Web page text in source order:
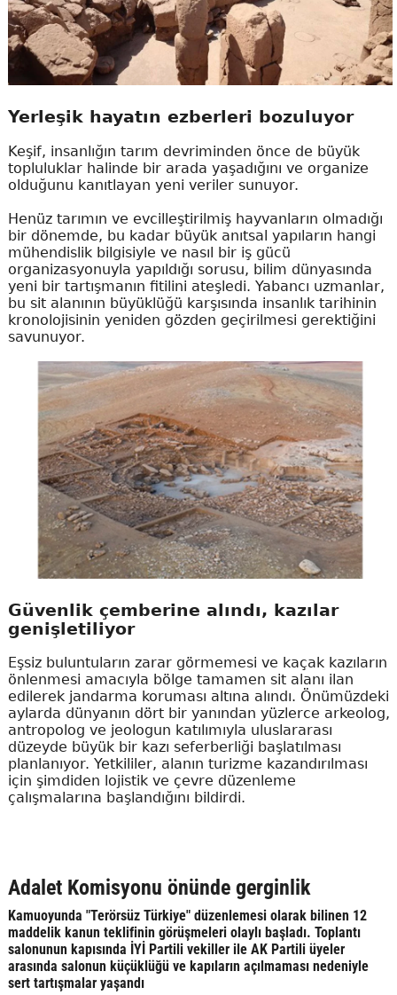
Yerleşik hayatın ezberleri bozuluyor
Keşif, insanlığın tarım devriminden önce de büyük
topluluklar halinde bir arada yaşadığını ve organize
olduğunu kanıtlayan yeni veriler sunuyor.
Henüz tarımın ve evcilleştirilmiş hayvanların olmadığı
bir dönemde, bu kadar büyük anıtsal yapıların hangi
mühendislik bilgisiyle ve nasıl bir iş gücü
organizasyonuyla yapıldığı sorusu, bilim dünyasında
yeni bir tartışmanın fitilini ateşledi. Yabancı uzmanlar,
bu sit alanının büyüklüğü karşısında insanlık tarihinin
kronolojisinin yeniden gözden geçirilmesi gerektiğini
savunuyor.
Güvenlik çemberine alındı, kazılar
genişletiliyor
Eşsiz buluntuların zarar görmemesi ve kaçak kazıların
önlenmesi amacıyla bölge tamamen sit alanı ilan
edilerek jandarma koruması altına alındı. Önümüzdeki
aylarda dünyanın dört bir yanından yüzlerce arkeolog,
antropolog ve jeologun katılımıyla uluslararası
düzeyde büyük bir kazı seferberliği başlatılması
planlanıyor. Yetkililer, alanın turizme kazandırılması
için şimdiden lojistik ve çevre düzenleme
çalışmalarına başlandığını bildirdi.
Adalet Komisyonu önünde gerginlik
Kamuoyunda "Terörsüz Türkiye" düzenlemesi olarak bilinen 12
maddelik kanun teklifinin görüşmeleri olaylı başladı. Toplantı
salonunun kapısında İYİ Partili vekiller ile AK Partili üyeler
arasında salonun küçüklüğü ve kapıların açılmaması nedeniyle
sert tartışmalar yaşandı